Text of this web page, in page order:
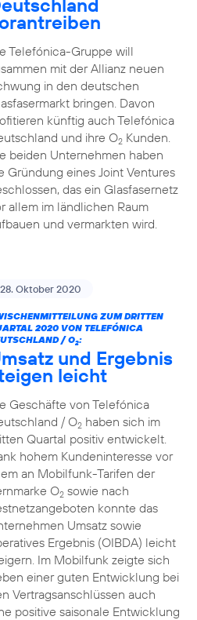
Telefónica-Gruppe will
mit der Allianz neuen
in den deutschen
bringen. Davon
künftig auch Telefónica
und ihre O2Kunden.
beiden Unternehmen haben
Gründung eines Joint Ventures
das ein Glasfasernetz
allem im ländlichen Raum
und vermarkten wird.
28. Oktober 2020
ZUM DRITTEN
2020 VON TELEFÓNICA
/ O2:
und Ergebnis
leicht
Geschäfte von Telefónica
/ O2haben sich im
Quartal positiv entwickelt.
hohem Kundeninteresse vor
an Mobilfunk-Tarifen der
O2sowie nach
konnte das
Umsatz sowie
Ergebnis (OIBDA) leicht
Im Mobilfunk zeigte sich
einer guten Entwicklung bei
Vertragsanschlüssen auch
positive saisonale Entwicklung